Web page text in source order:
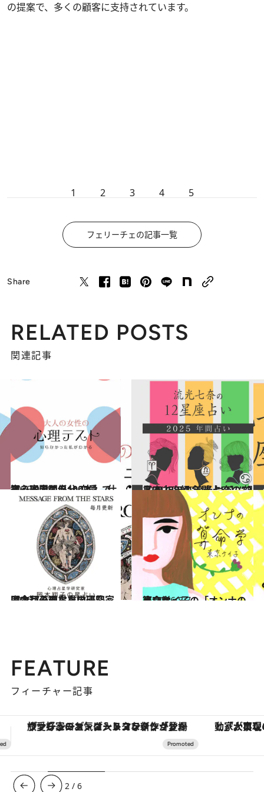
の提案で、多くの顧客に支持されています。
1 2 3 4 5
フェリーチェの記事一覧
Share
RELATED POSTS
関連記事
2025.9.28
【心理テスト100本】で知る本当の自分 恋愛、仕事、人間関係…
占い 2024.12.13
【2025年の年間占い】“視える占い師”流光七奈の12星座占い
占い
2026.7.31
【今月のあなたの運勢は？】心理占星学研究家 岡本翔子の星占い
占い 2026.8.7
東京ケイ子の「オンナの算命学」
占い
FEATURE
フィーチャー記事
「大事なのは地域の意識を変えること」。ロレックス賞受賞の自然保護活動家が実現させたナイジェリアの自然環境の復活
3 /6